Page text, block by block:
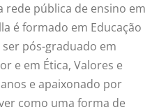
rede pública de ensino em
é formado em Educação
ser pós-graduado em
e em Ética, Valores e
e apaixonado por
como uma forma de